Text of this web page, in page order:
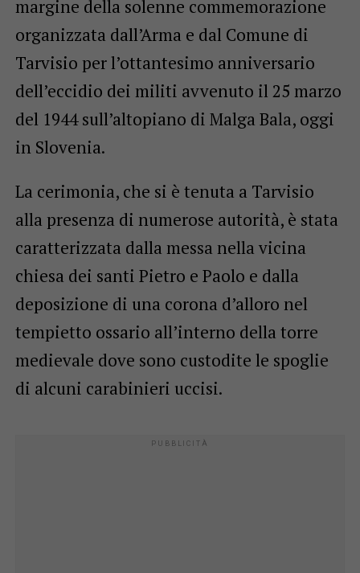
margine della solenne commemorazione
organizzata dall’Arma e dal Comune di
Tarvisio per l’ottantesimo anniversario
dell’eccidio dei militi avvenuto il 25 marzo
del 1944 sull’altopiano di Malga Bala, oggi
in Slovenia.
La cerimonia, che si è tenuta a Tarvisio
alla presenza di numerose autorità, è stata
caratterizzata dalla messa nella vicina
chiesa dei santi Pietro e Paolo e dalla
deposizione di una corona d’alloro nel
tempietto ossario all’interno della torre
medievale dove sono custodite le spoglie
di alcuni carabinieri uccisi.